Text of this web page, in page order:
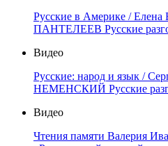
Русские в Америке /
ПАНТЕЛЕЕВ Русские
Видео
Русские: народ и язык /
НЕМЕНСКИЙ Русские
Видео
Чтения памяти Валерия